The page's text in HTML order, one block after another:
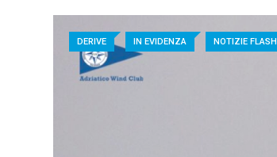
DERIVE IN EVIDENZA NOTIZIE FLASH